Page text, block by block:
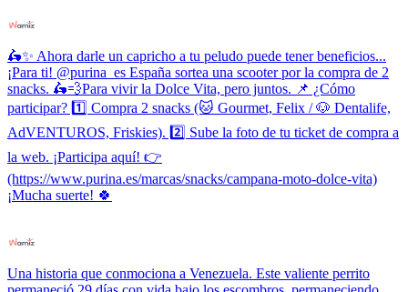
🛵✨ Ahora darle un capricho a tu peludo puede tener beneficios...
¡Para ti! @purina_es España sortea una scooter por la compra de 2
snacks. 🛵💨Para vivir la Dolce Vita, pero juntos. 📌 ¿Cómo
participar? 1️⃣ Compra 2 snacks (🐱 Gourmet, Felix / 🐶 Dentalife,
AdVENTUROS, Friskies). 2️⃣ Sube la foto de tu ticket de compra a
la web. ¡Participa aquí! 👉
(https://www.purina.es/marcas/snacks/campana-moto-dolce-vita)
¡Mucha suerte! 🍀
Una historia que conmociona a Venezuela. Este valiente perrito